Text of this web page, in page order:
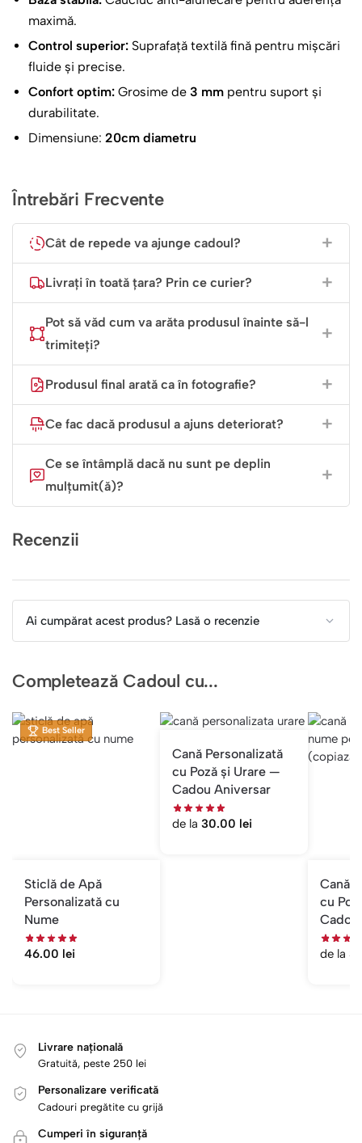
special pentru tine sau pentru persoanele pe care
fotografie dragă de pe smartphone, de la o petrecere cu
prietenii sau o călătorie și adaugă-ți chiar textul preferat.
Mouse Pad-ul Rotund Personalizat Weekend este
elegant și își găsește cu ușurință locul pe orice birou.
maximă.
Control superior: Suprafață textilă fină pentru mișcări
fluide și precise.
Confort optim: Grosime de 3 mm pentru suport și
durabilitate.
Dimensiune: 20cm diametru
Întrebări Frecvente
Cât de repede va ajunge cadoul?
Livrați în toată țara? Prin ce curier?
Pot să văd cum va arăta produsul înainte să-l
trimiteți?
Produsul final arată ca în fotografie?
Ce fac dacă produsul a ajuns deteriorat?
Ce se întâmplă dacă nu sunt pe deplin
mulțumit(ă)?
Recenzii
Ai cumpărat acest produs? Lasă o recenzie
Completează Cadoul cu...
Best Seller
Sticlă de Apă
Personalizată cu
Nume
46.00 lei
Cană Personalizată
cu Poză și Urare —
Cadou Aniversar
de la 30.00 lei
Cană
cu
Cadou
de la
Livrare națională
Gratuită, peste 250 lei
Personalizare verificată
Cadouri pregătite cu grijă
Cumperi în siguranță